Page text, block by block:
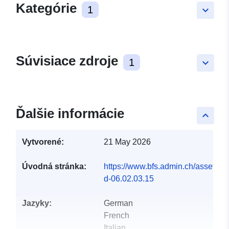
keyboard_arrow_down
Kategórie 1
keyboard_arrow_down
Súvisiace zdroje 1
keyboard_arrow_up
Ďalšie informácie
Vytvorené: 21 May 2026
Úvodná stránka:
https://www.bfs.admin.ch/asset/
d-06.02.03.15
Jazyky:
German
French